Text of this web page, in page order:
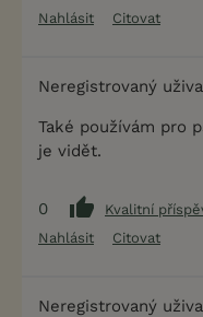
Nahlásit
Citovat
Neregistrovaný
Také používám pro
je vidět.
0
Kvalitní
Nahlásit
Citovat
Neregistrovaný